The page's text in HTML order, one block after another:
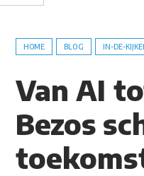
HOME BLOG IN-DE-
Van AI
Bezos